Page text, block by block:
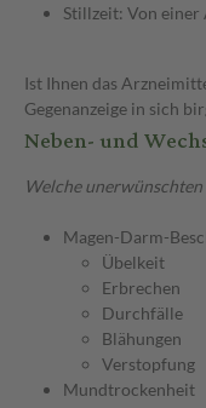
Stillzeit: Von einer
Ist Ihnen das
Gegenanzeige in sich
Neben- und
Welche
Magen-Darm-
Übelkeit
Erbrechen
Durchfälle
Blähungen
Verstopfung
Mundtrockenheit